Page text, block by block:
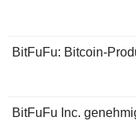
BitFuFu: Bitcoin-
BitFuFu Inc.